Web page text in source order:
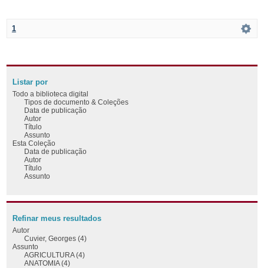
1
Listar por
Todo a biblioteca digital
Tipos de documento & Coleções
Data de publicação
Autor
Título
Assunto
Esta Coleção
Data de publicação
Autor
Título
Assunto
Refinar meus resultados
Autor
Cuvier, Georges (4)
Assunto
AGRICULTURA (4)
ANATOMIA (4)